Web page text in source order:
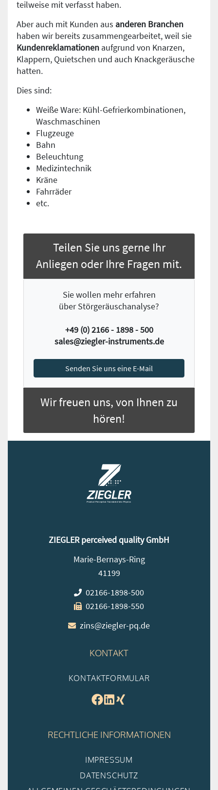
teilweise mit verfasst haben.
Aber auch mit Kunden aus anderen Branchen
haben wir bereits zusammengearbeitet, weil sie
Kundenreklamationen aufgrund von Knarzen,
Klappern, Quietschen und auch Knackgeräusche
hatten.
Dies sind:
Weiße Ware: Kühl-Gefrierkombinationen,
Waschmaschinen
Flugzeuge
Bahn
Beleuchtung
Medizintechnik
Kräne
Fahrräder
etc.
Teilen Sie uns gerne Ihr
Anliegen oder Ihre Fragen mit.
Sie wollen mehr erfahren
über Störgeräuschanalyse?
+49 (0) 2166 - 1898 - 500
sales@ziegler-instruments.de
Senden Sie uns eine E-Mail
Wir freuen uns, von Ihnen zu
hören!
KONTAKT
KONTAKTFORMULAR
RECHTLICHE INFORMATIONEN
IMPRESSUM
DATENSCHUTZ
ZIEGLER perceived quality GmbH
Marie-Bernays-Ring
41199
02166-1898-500
02166-1898-550
zins@ziegler-pq.de